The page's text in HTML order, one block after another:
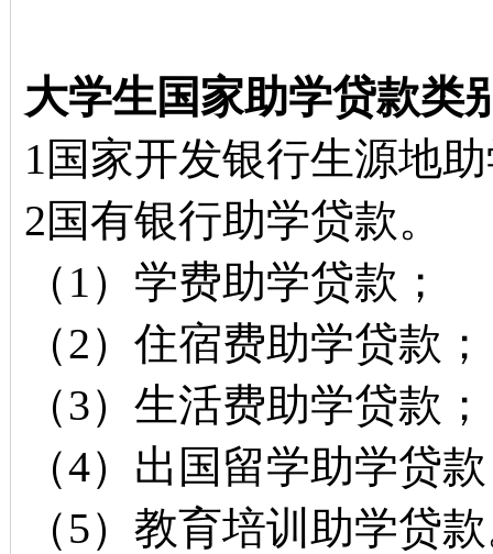
大学生国家助学贷款类
1国家开发银行生源地
2国有银行助学贷款。
（1）学费助学贷款；
（2）住宿费助学贷款；
（3）生活费助学贷款；
（4）出国留学助学贷
（5）教育培训助学贷